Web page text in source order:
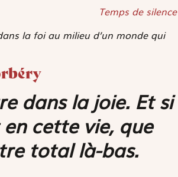
Temps de silence
la foi au milieu d’un monde qui
dans la joie. Et si
cette vie, que
total là-bas.